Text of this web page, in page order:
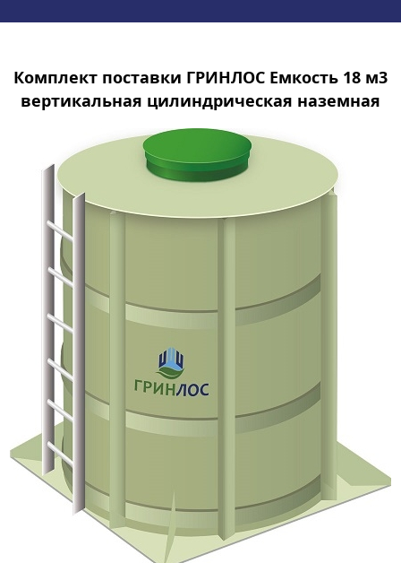
Комплект поставки ГРИНЛОС Емкость 18 м3
вертикальная цилиндрическая наземная